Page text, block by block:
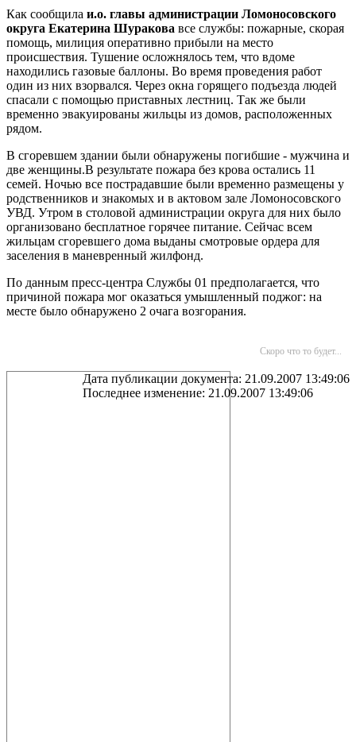
Как сообщила и.о. главы администрации Ломоносовского
округа Екатерина Шуракова все службы: пожарные, скорая
помощь, милиция оперативно прибыли на место
происшествия. Тушение осложнялось тем, что вдоме
находились газовые баллоны. Во время проведения работ
один из них взорвался. Через окна горящего подъезда людей
спасали с помощью приставных лестниц. Так же были
временно эвакуированы жильцы из домов, расположенных
рядом.
В сгоревшем здании были обнаружены погибшие - мужчина и
две женщины.В результате пожара без крова остались 11
семей. Ночью все пострадавшие были временно размещены у
родственников и знакомых и в актовом зале Ломоносовского
УВД. Утром в столовой администрации округа для них было
организовано бесплатное горячее питание. Сейчас всем
жильцам сгоревшего дома выданы смотровые ордера для
заселения в маневренный жилфонд.
По данным пресс-центра Службы 01 предполагается, что
причиной пожара мог оказаться умышленный поджог: на
месте было обнаружено 2 очага возгорания.
Скоро что то будет...
Дата публикации документа: 21.09.2007 13:49:06
Последнее изменение: 21.09.2007 13:49:06